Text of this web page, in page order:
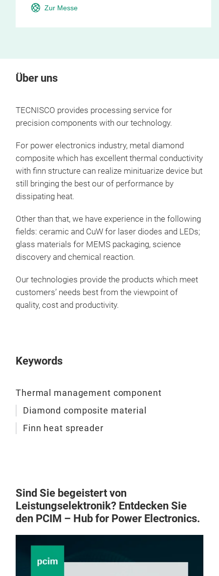
Zur Messe
Über uns
TECNISCO provides processing service for
precision components with our technology.
For power electronics industry, metal diamond
composite which has excellent thermal conductivity
with finn structure can realize minituarize device but
still bringing the best our of performance by
dissipating heat.
Other than that, we have experience in the following
fields: ceramic and CuW for laser diodes and LEDs;
glass materials for MEMS packaging, science
discovery and chemical reaction.
Our technologies provide the products which meet
customers’ needs best from the viewpoint of
quality, cost and productivity.
Keywords
Thermal management component
Diamond composite material
Finn heat spreader
Sind Sie begeistert von
Leistungselektronik? Entdecken Sie
den PCIM – Hub for Power Electronics.